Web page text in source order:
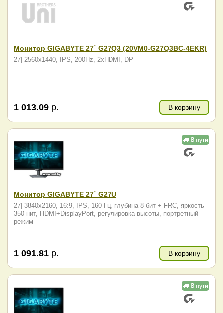
Монитор GIGABYTE 27` G27Q3 (20VM0-G27Q3BC-4EKR)
27| 2560x1440, IPS, 200Hz, 2xHDMI, DP
1 013.09 р. В корзину
Монитор GIGABYTE 27` G27U
27| 3840x2160, 16:9, IPS, 160 Гц, глубина 8 бит + FRC, яркость
350 нит, HDMI+DisplayPort, регулировка высоты, портретный
режим
1 091.81 р. В корзину